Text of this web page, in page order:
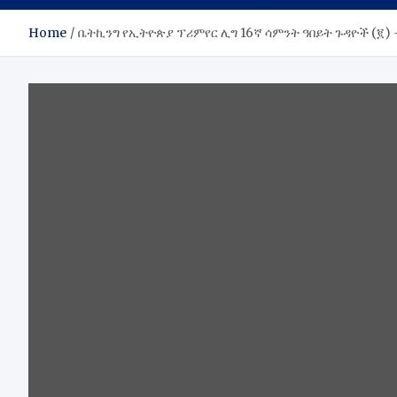
Home ቤትኪንግ የኢትዮጵያ ፕሪምየር ሊግ 16ኛ ሳምንት ዓበይት ጉዳዮች